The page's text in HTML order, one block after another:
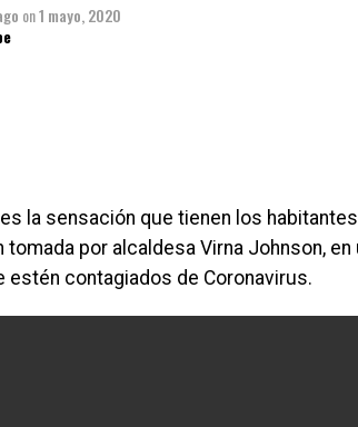
on1 mayo, 2020
la sensación que tienen los
tomada por alcaldesa Virna Johnson,
estén contagiados de Coronavirus.